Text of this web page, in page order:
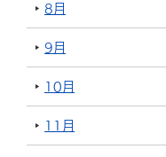
8月
9月
10月
11月